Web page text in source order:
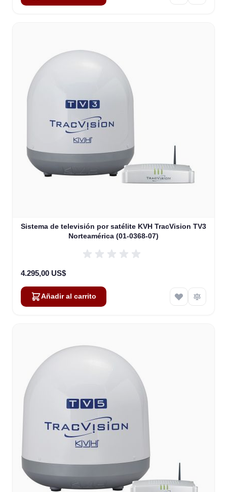
Sistema de televisión por satélite KVH TracVision TV3
Norteamérica (01-0368-07)
4.295,00 US$
Añadir al carrito